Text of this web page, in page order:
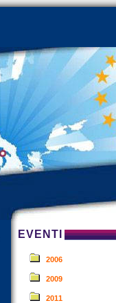
EVENTI
2006
2009
2011